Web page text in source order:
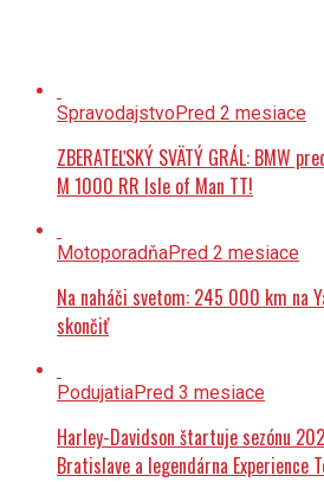
SpravodajstvoPred 2 mesiace
ZBERATEĽSKÝ SVÄTÝ GRÁL: BMW
M 1000 RR Isle of Man TT!
MotoporadňaPred 2 mesiace
Na naháči svetom: 245 000 km na
skončiť
PodujatiaPred 3 mesiace
Harley-Davidson štartuje sezónu
Bratislave a legendárna Experience